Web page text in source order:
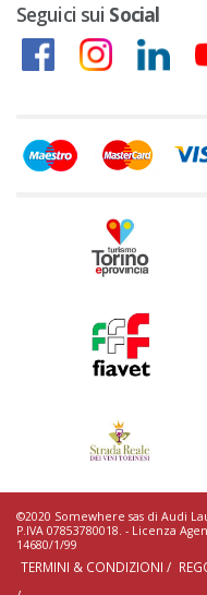
Seguici sui Social
©2020 Somewhere sas di Audi
P.IVA 07853780018. - Licenza
14680/1/99
TERMINI & CONDIZIONI /